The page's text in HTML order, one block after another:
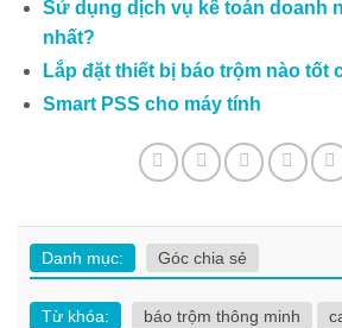
Sử dụng dịch vụ kế toán doanh
nhất?
Lắp đặt thiết bị báo trộm nào tốt
Smart PSS cho máy tính
Danh mục: Góc chia sẻ
Từ khóa: báo trộm thông minh